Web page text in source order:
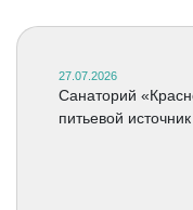
27.07.2026
Санаторий
питьевой